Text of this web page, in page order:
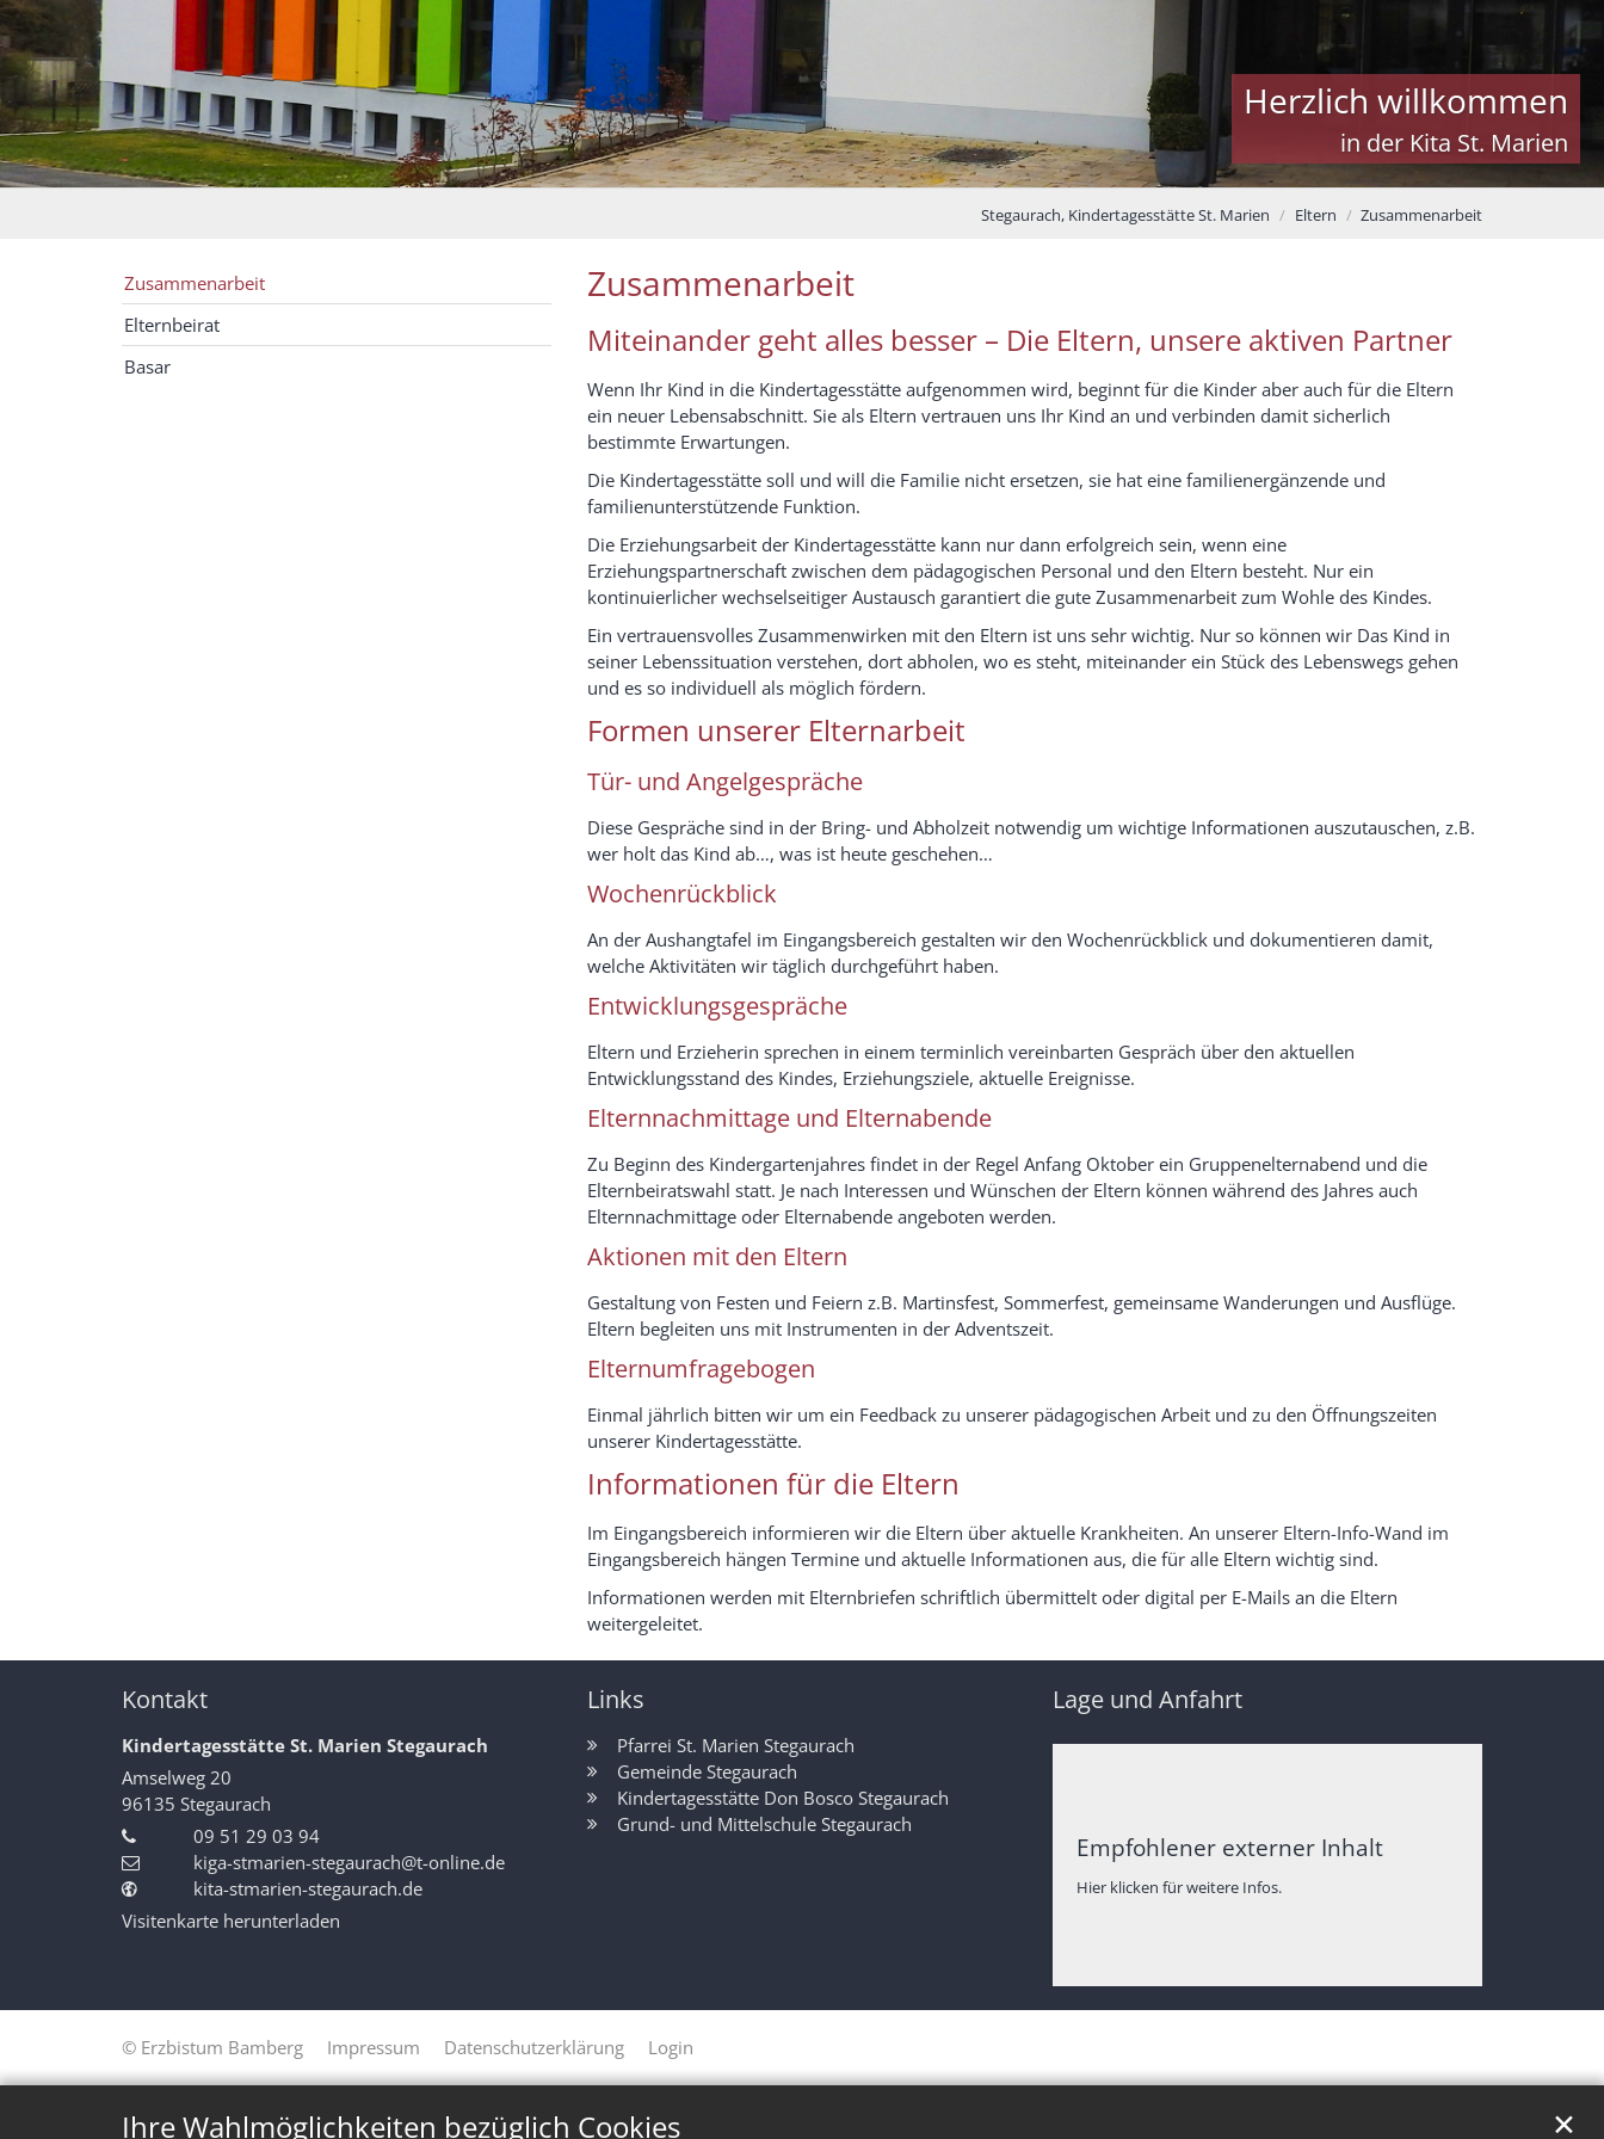
Ihre Wahlmöglichkeiten bezüglich Cookies ✕
Herzlich willkommen
in der Kita St. Marien
Stegaurach, Kindertagesstätte St. Marien Eltern Zusammenarbeit
Zusammenarbeit
Miteinander geht alles besser – Die Eltern, unsere aktiven Partner
Wenn Ihr Kind in die Kindertagesstätte aufgenommen wird, beginnt für die Kinder aber auch für die Eltern
ein neuer Lebensabschnitt. Sie als Eltern vertrauen uns Ihr Kind an und verbinden damit sicherlich
bestimmte Erwartungen.
Die Kindertagesstätte soll und will die Familie nicht ersetzen, sie hat eine familienergänzende und
familienunterstützende Funktion.
Die Erziehungsarbeit der Kindertagesstätte kann nur dann erfolgreich sein, wenn eine
Erziehungspartnerschaft zwischen dem pädagogischen Personal und den Eltern besteht. Nur ein
kontinuierlicher wechselseitiger Austausch garantiert die gute Zusammenarbeit zum Wohle des Kindes.
Ein vertrauensvolles Zusammenwirken mit den Eltern ist uns sehr wichtig. Nur so können wir Das Kind in
seiner Lebenssituation verstehen, dort abholen, wo es steht, miteinander ein Stück des Lebenswegs gehen
und es so individuell als möglich fördern.
Formen unserer Elternarbeit
Tür- und Angelgespräche
Diese Gespräche sind in der Bring- und Abholzeit notwendig um wichtige Informationen auszutauschen, z.B.
wer holt das Kind ab…, was ist heute geschehen…
Wochenrückblick
An der Aushangtafel im Eingangsbereich gestalten wir den Wochenrückblick und dokumentieren damit,
welche Aktivitäten wir täglich durchgeführt haben.
Entwicklungsgespräche
Eltern und Erzieherin sprechen in einem terminlich vereinbarten Gespräch über den aktuellen
Entwicklungsstand des Kindes, Erziehungsziele, aktuelle Ereignisse.
Elternnachmittage und Elternabende
Zu Beginn des Kindergartenjahres findet in der Regel Anfang Oktober ein Gruppenelternabend und die
Elternbeiratswahl statt. Je nach Interessen und Wünschen der Eltern können während des Jahres auch
Elternnachmittage oder Elternabende angeboten werden.
Aktionen mit den Eltern
Gestaltung von Festen und Feiern z.B. Martinsfest, Sommerfest, gemeinsame Wanderungen und Ausflüge.
Eltern begleiten uns mit Instrumenten in der Adventszeit.
Elternumfragebogen
Einmal jährlich bitten wir um ein Feedback zu unserer pädagogischen Arbeit und zu den Öffnungszeiten
unserer Kindertagesstätte.
Informationen für die Eltern
Im Eingangsbereich informieren wir die Eltern über aktuelle Krankheiten. An unserer Eltern-Info-Wand im
Eingangsbereich hängen Termine und aktuelle Informationen aus, die für alle Eltern wichtig sind.
Informationen werden mit Elternbriefen schriftlich übermittelt oder digital per E-Mails an die Eltern
weitergeleitet.
Zusammenarbeit
Elternbeirat
Basar
Kontakt
Kindertagesstätte St. Marien Stegaurach
Amselweg 20
96135 Stegaurach
09 51 29 03 94
kiga-stmarien-stegaurach@t-online.de
kita-stmarien-stegaurach.de
Visitenkarte herunterladen
Links
Pfarrei St. Marien Stegaurach
Gemeinde Stegaurach
Kindertagesstätte Don Bosco Stegaurach
Grund- und Mittelschule Stegaurach
Lage und Anfahrt
Empfohlener externer Inhalt
Hier klicken für weitere Infos.
© Erzbistum Bamberg Impressum Datenschutzerklärung Login